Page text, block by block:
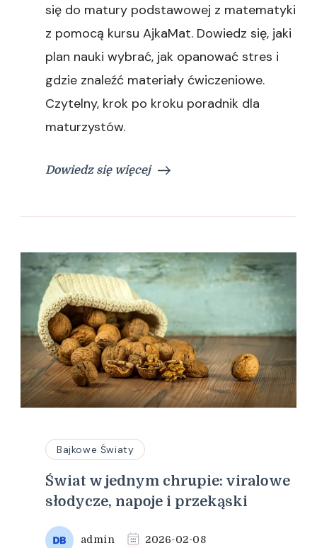
się do matury podstawowej z matematyki
z pomocą kursu AjkaMat. Dowiedz się, jaki
plan nauki wybrać, jak opanować stres i
gdzie znaleźć materiały ćwiczeniowe.
Czytelny, krok po kroku poradnik dla
maturzystów.
Dowiedz się więcej
Bajkowe Światy
Świat w jednym chrupie: viralowe
słodycze, napoje i przekąski
admin 2026-02-08